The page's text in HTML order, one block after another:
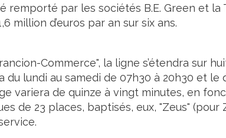
remporté par les sociétés B.E. Green et la
million d’euros par an sur six ans.
Commerce", la ligne s’étendra sur
lundi au samedi de 07h30 à 20h30 et le
variera de quinze à vingt minutes, en
de 23 places, baptisés, eux, "Zeus" (pour